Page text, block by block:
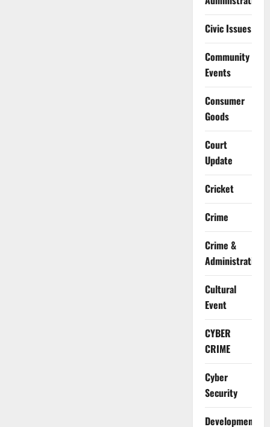
Civic Issues
Community
Events
Consumer
Goods
Court
Update
Cricket
Crime
Crime &
Administration
Cultural
Event
CYBER
CRIME
Cyber
Security
Development